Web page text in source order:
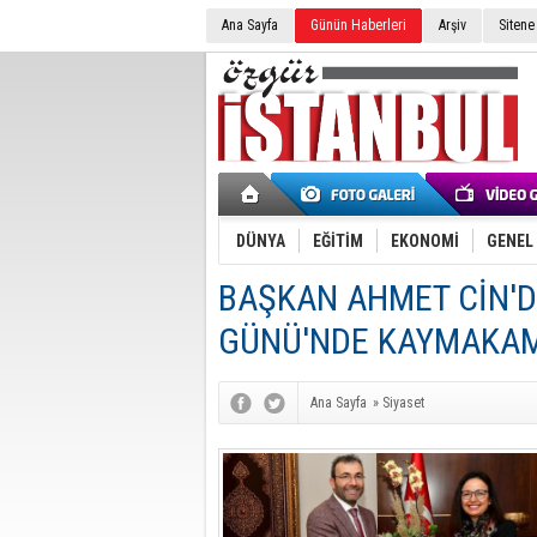
Ana Sayfa Günün Haberleri Arşiv
DÜNYA EĞİTİM EKONOMİ GENEL
BAŞKAN AHMET
GÜNÜ'NDE
Ana Sayfa » Siyaset